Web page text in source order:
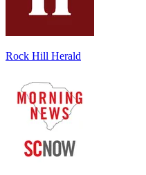
Rock Hill Herald